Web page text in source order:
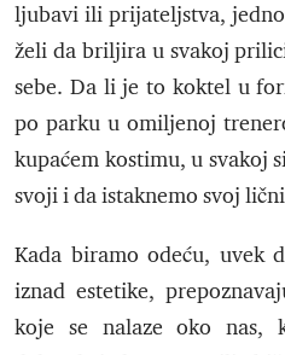
ljubavi ili prijateljstva,
želi da briljira u svakoj
sebe. Da li je to koktel u
po parku u omiljenoj
kupaćem kostimu, u svakoj
svoji i da istaknemo svoj
Kada biramo odeću, uvek
iznad estetike,
koje se nalaze oko nas,